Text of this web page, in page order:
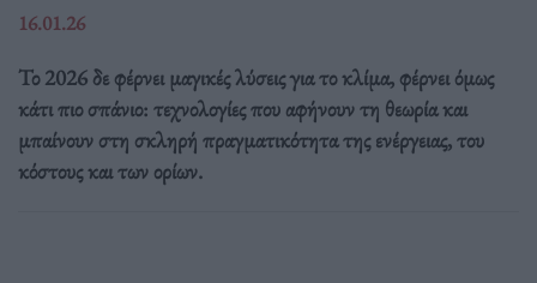
16.01.26
Το 2026 δε φέρνει μαγικές λύσεις για το κλίμα, φέρνει όμως
κάτι πιο σπάνιο: τεχνολογίες που αφήνουν τη θεωρία και
μπαίνουν στη σκληρή πραγματικότητα της ενέργειας, του
κόστους και των ορίων.